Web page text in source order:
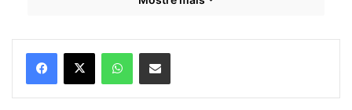
Alcântara desde 2009, por meio de um
Irenilde Alves, aprovado pela Câmara
Municipal e sancionado à época pelo então
prefeito Dr. Raimundo Soares.